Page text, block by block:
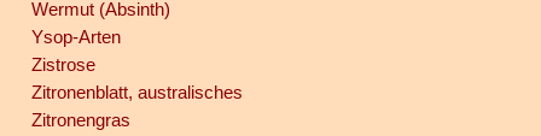
Wermut (Absinth)
Ysop-Arten
Zistrose
Zitronenblatt, australisches
Zitronengras